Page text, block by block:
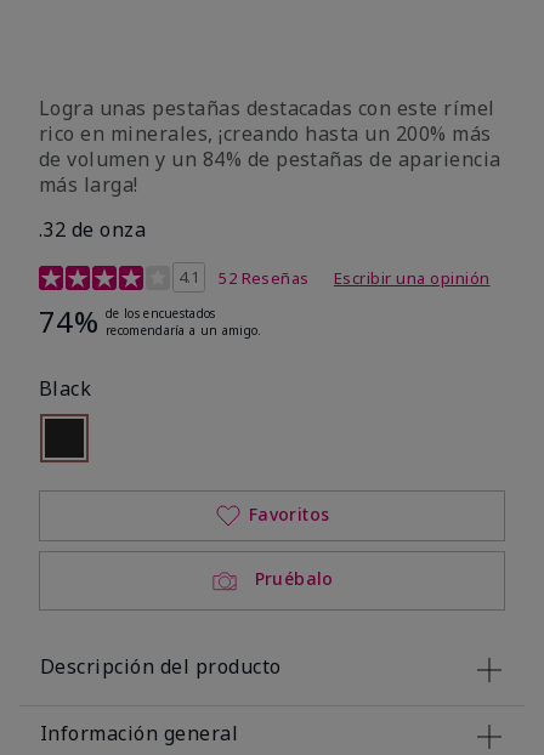
Logra unas pestañas destacadas con este rímel
rico en minerales, ¡creando hasta un 200% más
de volumen y un 84% de pestañas de apariencia
más larga!
.32 de onza
Calificación de clientes de 5 de 5
4.1 52 Reseñas Escribir una opinión
74% de los encuestados
recomendaría a un amigo.
Black
seleccionado
Out of stock
Pruébalo
Favoritos
Descripción del producto
Información general